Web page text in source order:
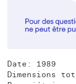
Date: 1989
Dimensions